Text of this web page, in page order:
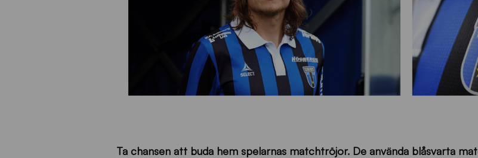
Ta chansen att buda hem spelarnas matchtröjor. De använda blåsvarta